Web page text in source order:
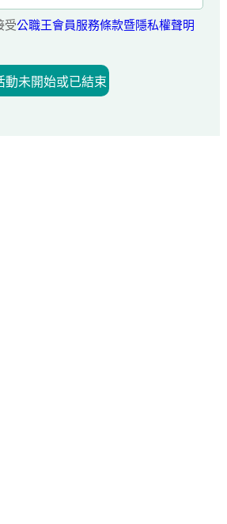
受公職王會員服務條款暨隱私權聲明
動未開始或已結束